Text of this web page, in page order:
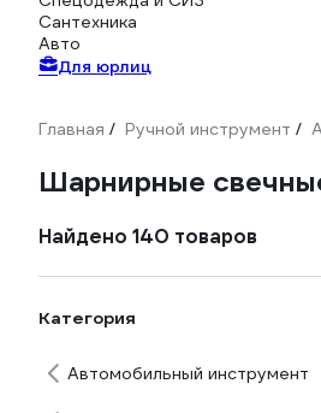
Сантехника
Авто
Для юрлиц
Главная / Ручной инструмент /
Шарнирные
Найдено 140 товаров
Категория
Автомобильный инструмент